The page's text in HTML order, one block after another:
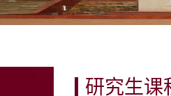
研究生课